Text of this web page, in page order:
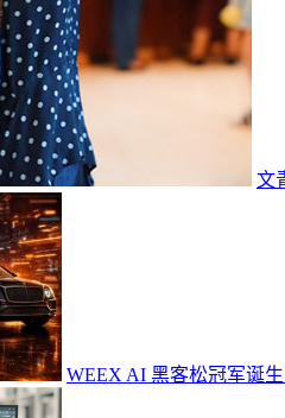
文
WEEX AI 黑客松冠军诞